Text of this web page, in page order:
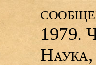
1979.